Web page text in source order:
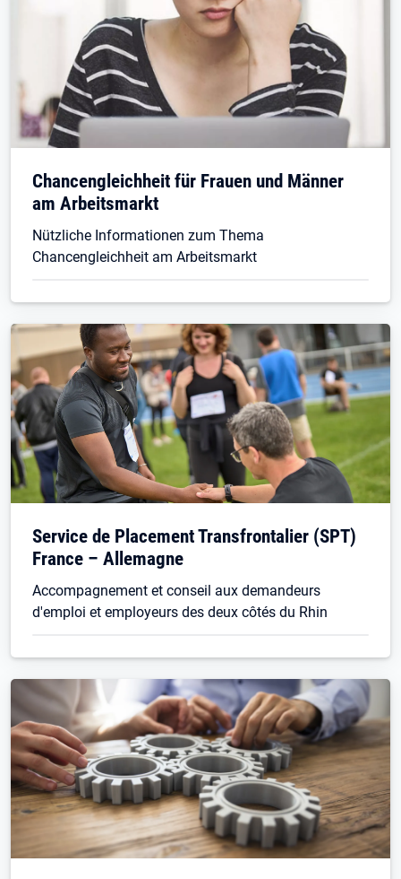
Chancengleichheit für Frauen und Männer
am Arbeitsmarkt
Nützliche Informationen zum Thema
Chancengleichheit am Arbeitsmarkt
Service de Placement Transfrontalier (SPT)
France – Allemagne
Accompagnement et conseil aux demandeurs
d'emploi et employeurs des deux côtés du Rhin